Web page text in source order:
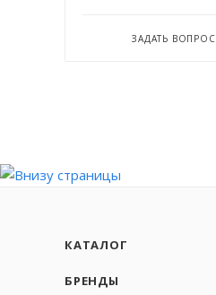
ЗАДАТЬ ВОПРОС
КАТАЛОГ
БРЕНДЫ